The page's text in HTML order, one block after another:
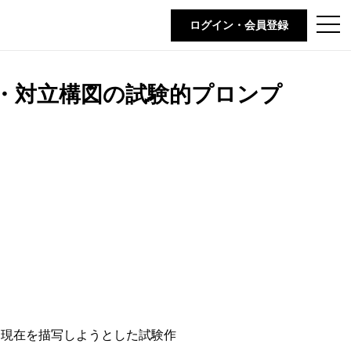
t
o
ログイン・会員登録
対立構図の試験的プロンプ
在を描写しようとした試験作